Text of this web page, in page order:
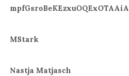
mpfGsroBeKEzxuOQExOTAAiA
MStark
Nastja Matjasch